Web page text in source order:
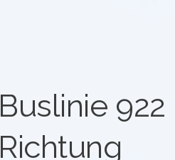
Buslinie 922
Richtung